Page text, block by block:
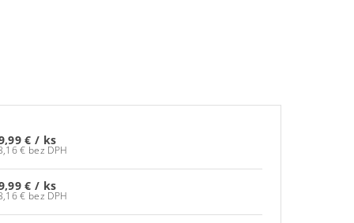
€ / ks
73,16 € bez DPH
€ / ks
73,16 € bez DPH